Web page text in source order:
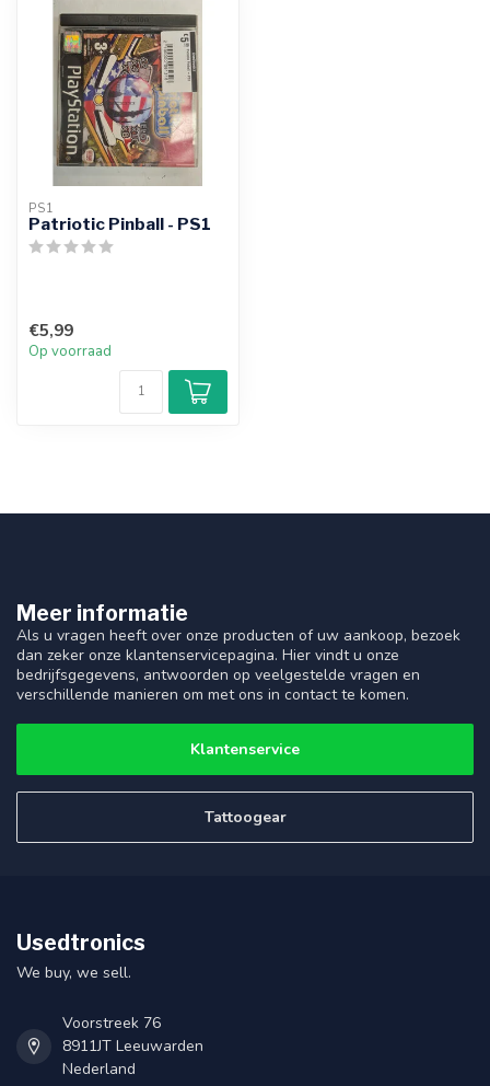
PS1
Patriotic Pinball - PS1
€5,99
Op voorraad
Meer informatie
Als u vragen heeft over onze producten of uw aankoop, bezoek
dan zeker onze klantenservicepagina. Hier vindt u onze
bedrijfsgegevens, antwoorden op veelgestelde vragen en
verschillende manieren om met ons in contact te komen.
Klantenservice
Tattoogear
Usedtronics
We buy, we sell.
Voorstreek 76
8911JT Leeuwarden
Nederland